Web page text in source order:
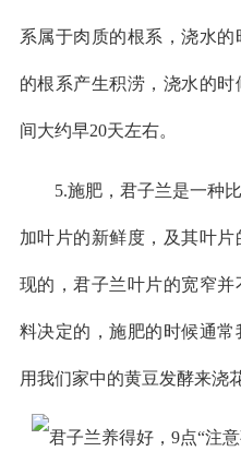
系属于肉质的根系，浇水
的根系产生积涝，浇水的
间大约早20天左右。
5.施肥，君子兰是一种
加叶片的新鲜度，及其叶
现的，君子兰叶片的宽窄
料决定的，施肥的时候通
用我们家中的黄豆发酵来浇